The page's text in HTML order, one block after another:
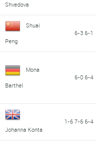
Shvedova
Shuai
Peng
6-3 6-1
Mona
Barthel
6-0 6-4
Johanna Konta
1-6 7-6 6-4